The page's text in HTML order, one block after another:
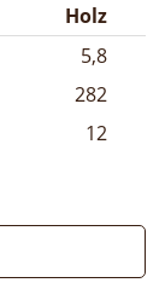
Holz
5,8
282
12